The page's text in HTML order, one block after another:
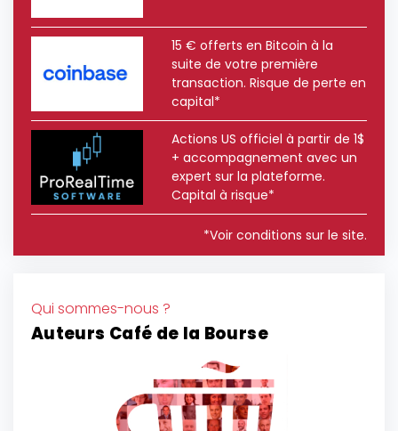
15 € offerts en Bitcoin à la
suite de votre première
transaction. Risque de perte en
capital*
Actions US officiel à partir de 1$
+ accompagnement avec un
expert sur la plateforme.
Capital à risque*
*Voir conditions sur le site.
Qui sommes-nous ?
Auteurs Café de la Bourse